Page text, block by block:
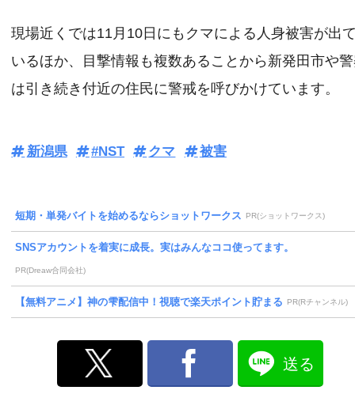
現場近くでは11月10日にもクマによる人身被害が出
いるほか、目撃情報も複数あることから新発田市や
は引き続き付近の住民に警戒を呼びかけています。
新潟県 #NST クマ 被害
短期・単発バイトを始めるならショットワークス PR(ショットワークス)
SNSアカウントを着実に成長。実はみんなココ使ってます。
PR(Dreaw合同会社)
【無料アニメ】神の雫配信中！視聴で楽天ポイント貯まる PR(Rチャンネル)
送る